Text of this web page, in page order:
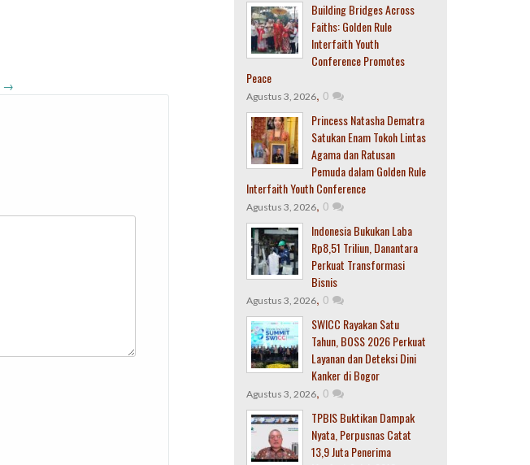
→
Building Bridges Across
Faiths: Golden Rule
Interfaith Youth
Conference Promotes
Peace
Agustus 3, 2026, 0
Princess Natasha Dematra
Satukan Enam Tokoh Lintas
Agama dan Ratusan
Pemuda dalam Golden Rule
Interfaith Youth Conference
Agustus 3, 2026, 0
Indonesia Bukukan Laba
Rp8,51 Triliun, Danantara
Perkuat Transformasi
Bisnis
Agustus 3, 2026, 0
SWICC Rayakan Satu
Tahun, BOSS 2026 Perkuat
Layanan dan Deteksi Dini
Kanker di Bogor
Agustus 3, 2026, 0
TPBIS Buktikan Dampak
Nyata, Perpusnas Catat
13,9 Juta Penerima